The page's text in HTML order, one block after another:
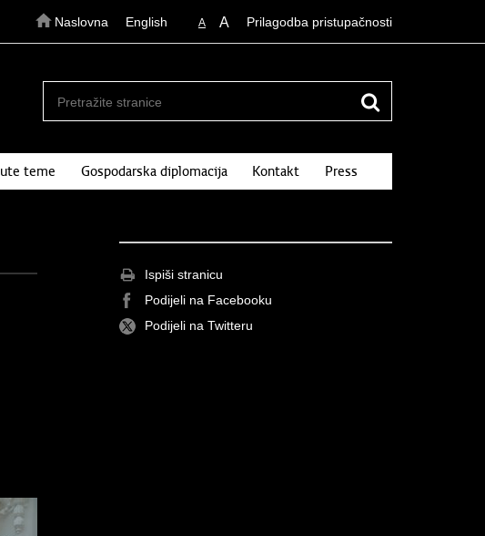
Naslovna English A A Prilagodba pristupačnosti
teme Gospodarska diplomacija Kontakt Press
Ispiši stranicu
Podijeli na Facebooku
Podijeli na Twitteru